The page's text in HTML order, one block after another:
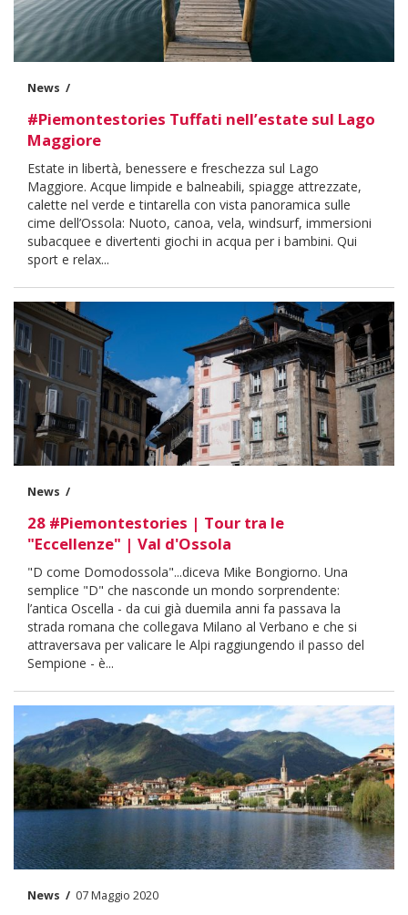
News
#Piemontestories Tuffati nell’estate sul Lago
Maggiore
Body
Estate in libertà, benessere e freschezza sul Lago
Maggiore. Acque limpide e balneabili, spiagge attrezzate,
calette nel verde e tintarella con vista panoramica sulle
cime dell’Ossola: Nuoto, canoa, vela, windsurf, immersioni
subacquee e divertenti giochi in acqua per i bambini. Qui
sport e relax...
News
28 #Piemontestories | Tour tra le
"Eccellenze" | Val d'Ossola
Body
"D come Domodossola"...diceva Mike Bongiorno. Una
semplice "D" che nasconde un mondo sorprendente:
l’antica Oscella - da cui già duemila anni fa passava la
strada romana che collegava Milano al Verbano e che si
attraversava per valicare le Alpi raggiungendo il passo del
Sempione - è...
News
07 Maggio 2020